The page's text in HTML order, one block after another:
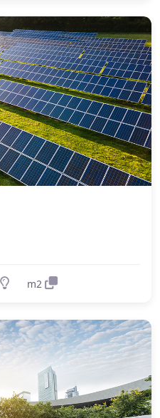
Aprofunde nos
,energia solar
m2